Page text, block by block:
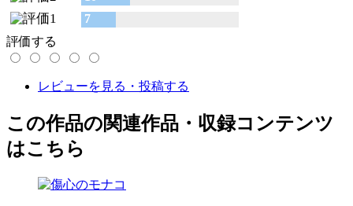
7
評価する
レビューを見る・投稿する
この作品の関連作品・収録コンテンツ
はこちら